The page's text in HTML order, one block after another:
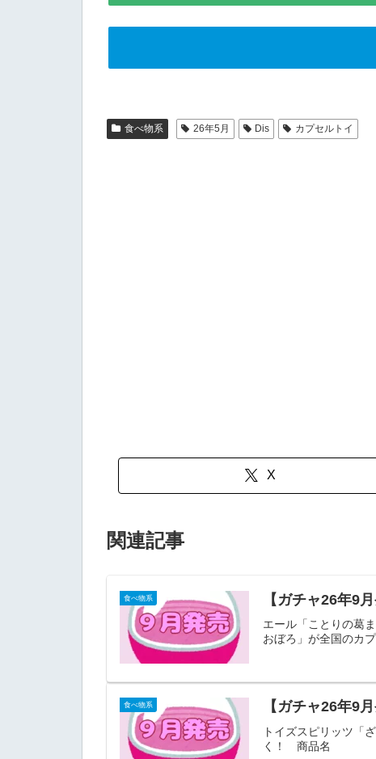
食べ物系 26年5月 Dis カプセルトイ
X
関連記事
食べ物系 【ガチャ26年9
エール「ことりの葛
おぼろ」が全国の
食べ物系 【ガチャ26年9
トイズスピリッツ「
く！ 商品名 ざ